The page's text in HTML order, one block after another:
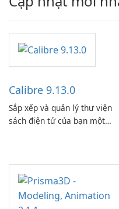
Calibre 9.13.0
Sắp xếp và quản lý thư viện
sách điện tử của bạn một